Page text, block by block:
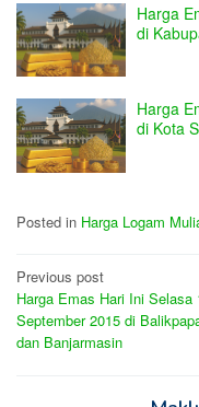
Harga
di
Harga
di Kota
Posted in Harga Logam
Post
navigation
Previous post
Harga Emas Hari Ini Selasa
September 2015 di
dan Banjarmasin